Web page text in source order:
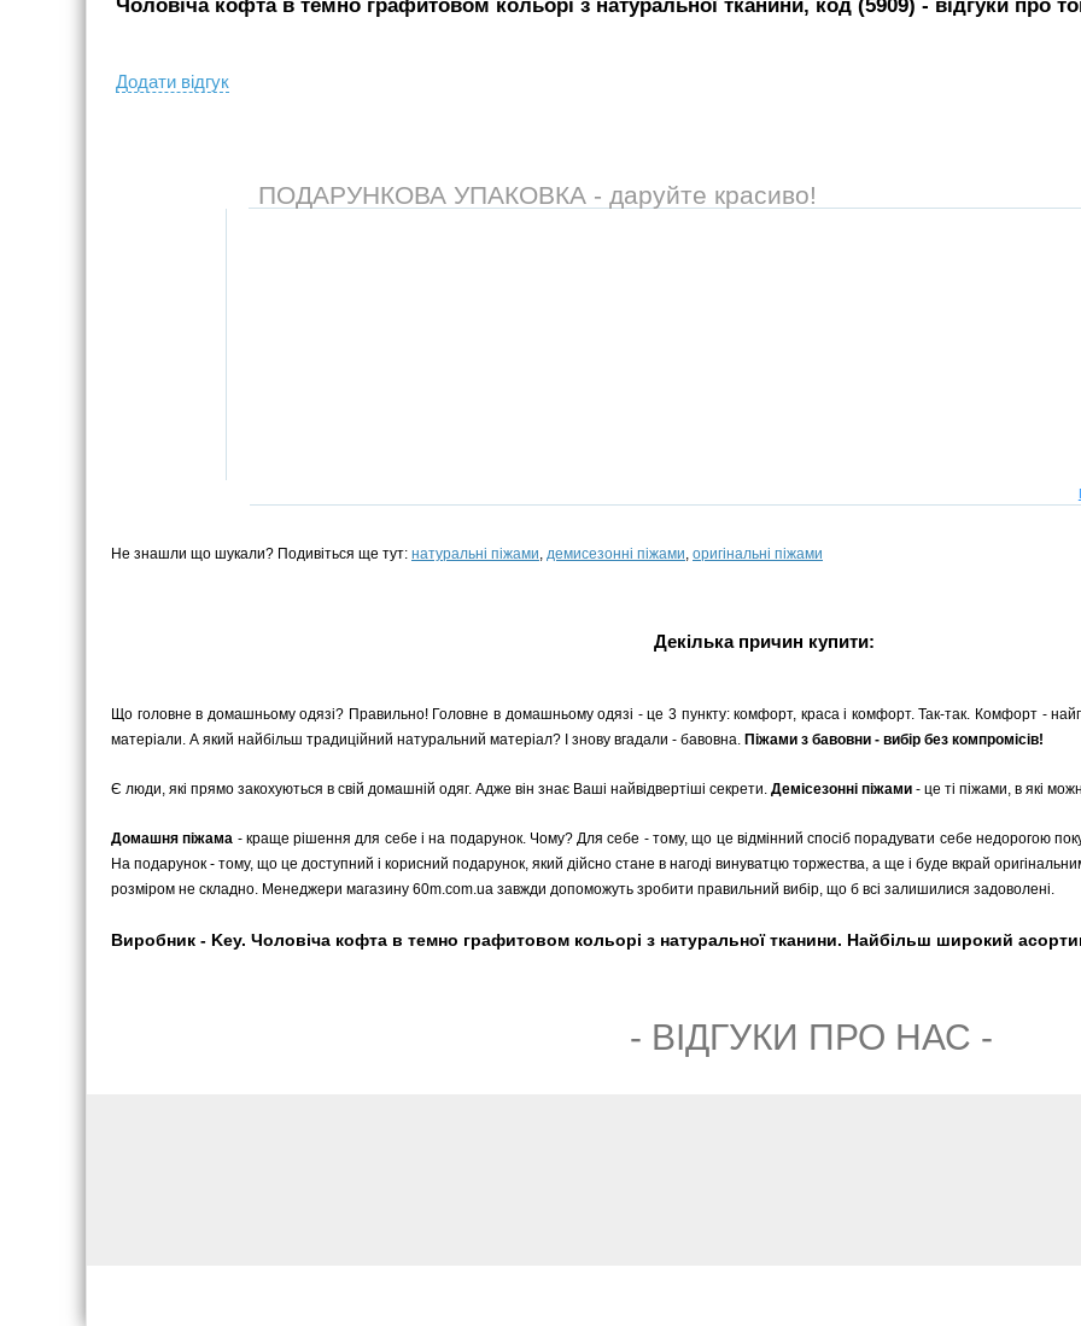
Чоловіча кофта в темно графитовом кольорі з натуральної тканини, код (5909) - вiдгуки про
Додати вiдгук
ПОДАРУНКОВА УПАКОВКА - даруйте красиво!
Не знашли що шукали? Подивіться ще тут: натуральні піжами, демисезонні піжами, оригінальні піжами
Декілька причин купити:
Що головне в домашньому одязі? Правильно! Головне в домашньому одязі - це 3 пункту: комфорт, краса і комфорт. Так-так. Комфорт -
матеріали. А який найбільш традиційний натуральний матеріал? І знову вгадали - бавовна. Піжами з бавовни - вибір без компромісів!
Є люди, які прямо закохуються в свій домашній одяг. Адже він знає Ваші найвідвертіші секрети. Демісезонні піжами - це ті піжами, в які
Домашня піжама - краще рішення для себе і на подарунок. Чому? Для себе - тому, що це відмінний спосіб порадувати себе недорогою
На подарунок - тому, що це доступний і корисний подарунок, який дійсно стане в нагоді винуватцю торжества, а ще і буде вкрай
розміром не складно. Менеджери магазину 60m.com.ua завжди допоможуть зробити правильний вибір, що б всі залишилися задоволені.
Виробник - Key. Чоловіча кофта в темно графитовом кольорі з натуральної тканини. Найбільш широкий
- ВIДГУКИ ПРО НАС -